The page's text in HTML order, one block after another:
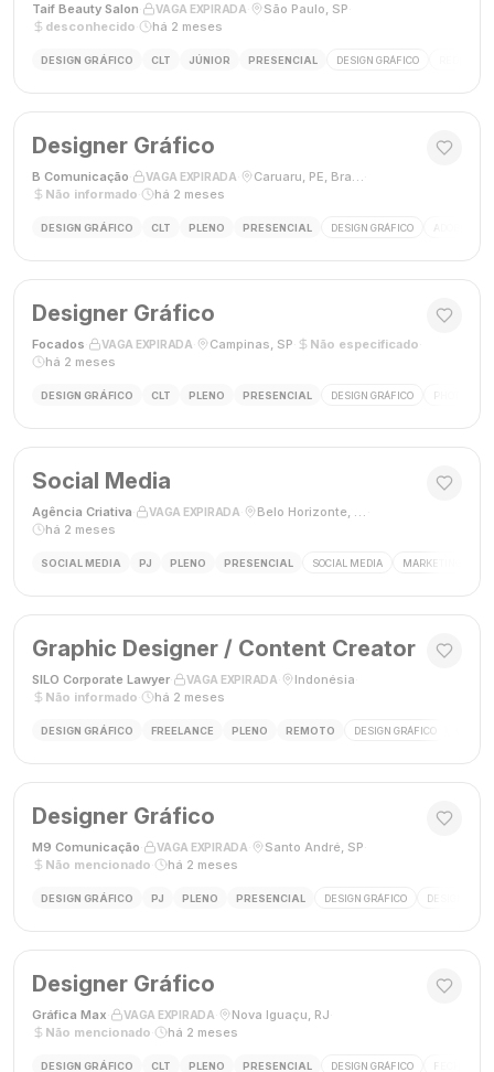
Taif Beauty Salon VAGA EXPIRADA São Paulo, SP
desconhecido
há 2 meses
DESIGN GRÁFICO CLT JÚNIOR PRESENCIAL DESIGN GRÁFICO
Designer Gráfico
B Comunicação VAGA EXPIRADA Caruaru, PE, Brasil
Não informado
há 2 meses
DESIGN GRÁFICO CLT PLENO PRESENCIAL DESIGN GRÁFICO ADOBE
Designer Gráfico
Focados VAGA EXPIRADA Campinas, SP Não especificado
há 2 meses
DESIGN GRÁFICO CLT PLENO PRESENCIAL DESIGN GRÁFICO PHOTOSHOP
Social Media
Agência Criativa VAGA EXPIRADA Belo Horizonte, Brasil
há 2 meses
SOCIAL MEDIA PJ PLENO PRESENCIAL SOCIAL MEDIA MARKETING
Graphic Designer / Content Creator
SILO Corporate Lawyer VAGA EXPIRADA Indonésia
Não informado
há 2 meses
DESIGN GRÁFICO FREELANCE PLENO REMOTO DESIGN GRÁFICO
Designer Gráfico
M9 Comunicação VAGA EXPIRADA Santo André, SP
Não mencionado
há 2 meses
DESIGN GRÁFICO PJ PLENO PRESENCIAL DESIGN GRÁFICO DESIGNER
Designer Gráfico
Gráfica Max VAGA EXPIRADA Nova Iguaçu, RJ
Não mencionado
há 2 meses
DESIGN GRÁFICO CLT PLENO PRESENCIAL DESIGN GRÁFICO